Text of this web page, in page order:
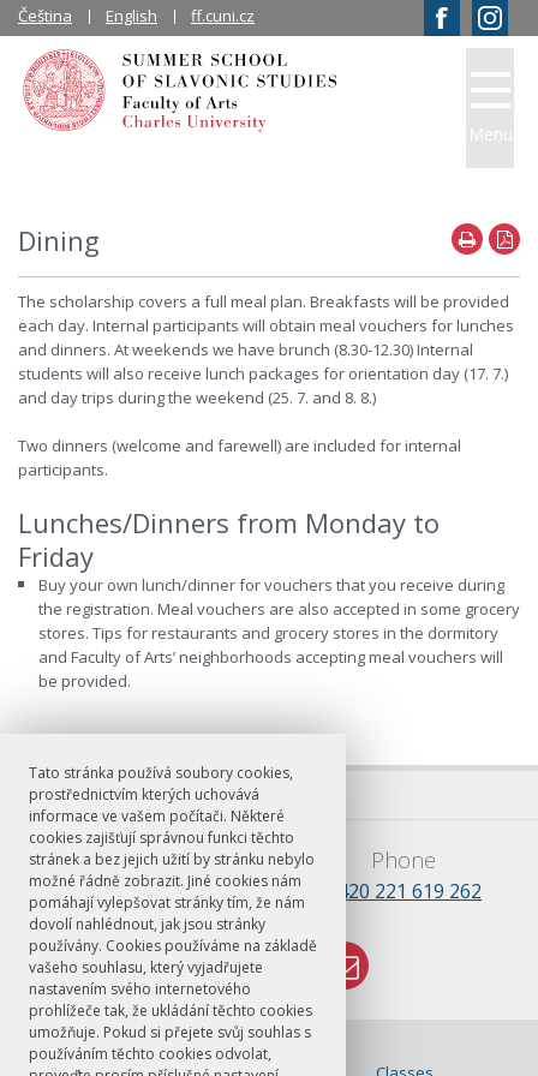
Tato stránka používá soubory cookies,
prostřednictvím kterých uchovává
informace ve vašem počítači. Některé
cookies zajišťují správnou funkci těchto
stránek a bez jejich užití by stránku nebylo
možné řádně zobrazit. Jiné cookies nám
pomáhají vylepšovat stránky tím, že nám
dovolí nahlédnout, jak jsou stránky
používány. Cookies používáme na základě
vašeho souhlasu, který vyjadřujete
nastavením svého internetového
prohlížeče tak, že ukládání těchto cookies
umožňuje. Pokud si přejete svůj souhlas s
používáním těchto cookies odvolat,
Dining
The scholarship covers a full meal plan. Breakfasts will be provided
each day. Internal participants will obtain meal vouchers for lunches
and dinners. At weekends we have brunch (8.30-12.30) Internal
students will also receive lunch packages for orientation day (17. 7.)
and day trips during the weekend (25. 7. and 8. 8.)
Two dinners (welcome and farewell) are included for internal
participants.
Lunches/Dinners from Monday to
Friday
Buy your own lunch/dinner for vouchers that you receive during
the registration. Meal vouchers are also accepted in some grocery
stores. Tips for restaurants and grocery stores in the dormitory
and Faculty of Arts’ neighborhoods accepting meal vouchers will
be provided.
Menu
Čeština English ff.cuni.cz
E-mail
lsss.praha@ff.cuni.cz
Phone
+420 221 619 262
© FF UK 2026